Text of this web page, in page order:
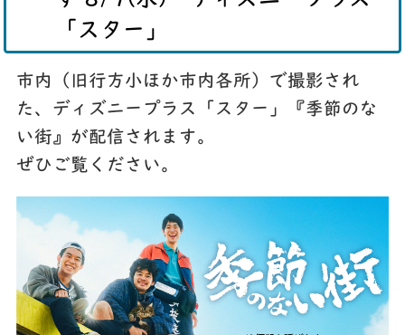
「スター」
市内（旧行方小ほか市内各所）で撮影され
た、ディズニープラス「スター」『季節のな
い街』が配信されます。
ぜひご覧ください。